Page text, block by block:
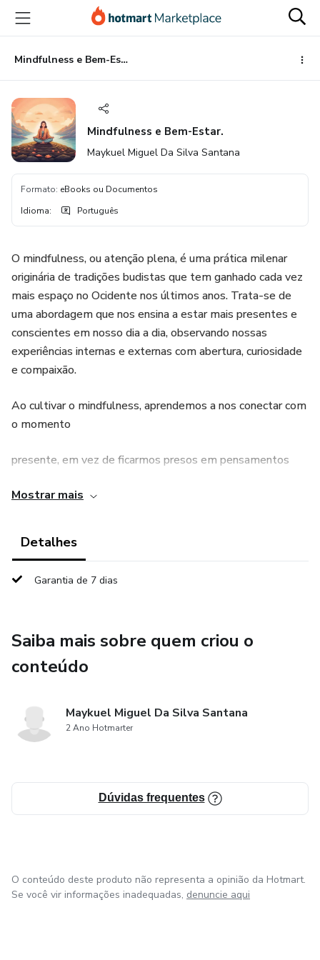
para
conteúdo
principal
para
pagamento
para
rodapé
Mindfulness e Bem-Estar.
Mindfulness e Bem-Estar.
Maykuel Miguel Da Silva Santana
Formato: eBooks ou Documentos
Idioma: Português
O mindfulness, ou atenção plena, é uma prática milenar
originária de tradições budistas que tem ganhado cada vez
mais espaço no Ocidente nos últimos anos. Trata-se de
uma abordagem que nos ensina a estar mais presentes e
conscientes em nosso dia a dia, observando nossas
experiências internas e externas com abertura, curiosidade
e compaixão.
Ao cultivar o mindfulness, aprendemos a nos conectar com
o momento
presente, em vez de ficarmos presos em pensamentos
bem-estar geral. Além disso, a prática do mindfulness
Mostrar mais
Detalhes
Garantia de 7 dias
Saiba mais sobre quem criou o
conteúdo
Maykuel Miguel Da Silva Santana
2 Ano Hotmarter
Dúvidas frequentes
O conteúdo deste produto não representa a opinião da Hotmart.
Se você vir informações inadequadas, denuncie aqui